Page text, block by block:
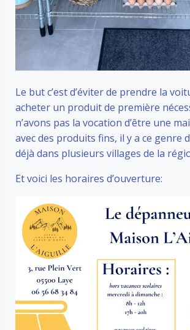
Le but c’est d’éviter de prendre la
acheter un produit de première
n’avons pas la vocation d’être une
avec des produits fins, il y a ce genre
déjà dans plusieurs villages de la
Et voici les horaires d’ouverture: